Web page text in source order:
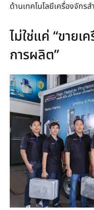
ด้านเทคโนโลยีเครื่องจักร
ไม่ใช่แค่ “ขายเ
การผลิต”